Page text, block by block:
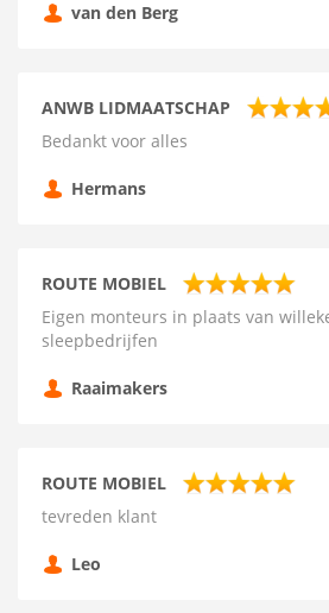
van den Berg
ANWB LIDMAATSCHAP
Bedankt voor alles
Hermans
ROUTE MOBIEL
Eigen monteurs in plaats van
sleepbedrijfen
Raaimakers
ROUTE MOBIEL
tevreden klant
Leo